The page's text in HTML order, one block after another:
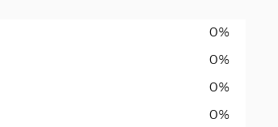
0%
0%
0%
0%